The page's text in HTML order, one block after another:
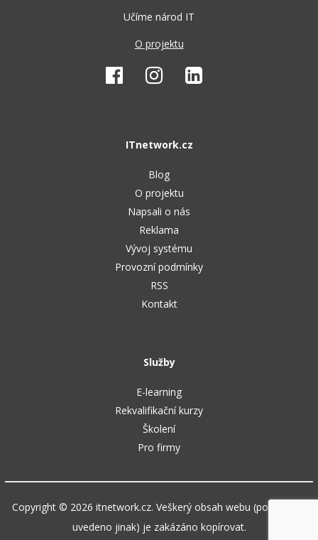
Učíme národ IT
O projektu
ITnetwork.cz
Blog
O projektu
Napsali o nás
Reklama
Vývoj systému
Provozní podmínky
RSS
Kontakt
Služby
E-learning
Rekvalifikační kurzy
Školení
Pro firmy
Copyright © 2026 itnetwork.cz. Veškerý obsah webu (pokud není
uvedeno jinak) je zakázáno kopírovat.